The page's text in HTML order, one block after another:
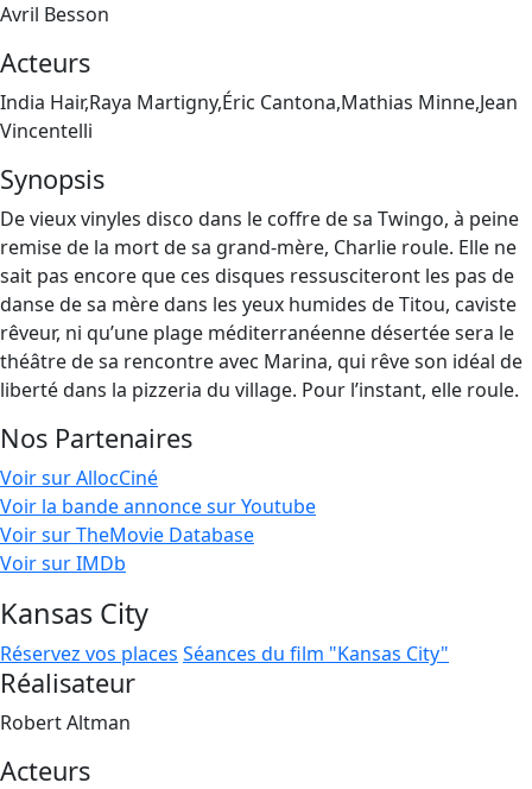
Avril Besson
Acteurs
India Hair,Raya Martigny,Éric Cantona,Mathias Minne,Jean
Vincentelli
Synopsis
De vieux vinyles disco dans le coffre de sa Twingo, à peine
remise de la mort de sa grand-mère, Charlie roule. Elle ne
sait pas encore que ces disques ressusciteront les pas de
danse de sa mère dans les yeux humides de Titou, caviste
rêveur, ni qu’une plage méditerranéenne désertée sera le
théâtre de sa rencontre avec Marina, qui rêve son idéal de
liberté dans la pizzeria du village. Pour l’instant, elle roule.
Nos Partenaires
Voir sur AllocCiné
Voir la bande annonce sur Youtube
Voir sur TheMovie Database
Voir sur IMDb
Kansas City
Réservez vos places Séances du film "Kansas City"
Réalisateur
Robert Altman
Acteurs